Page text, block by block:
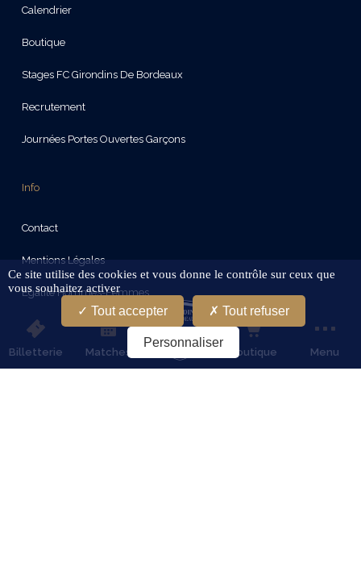
Billetterie Matches Boutique Menu
Calendrier
Boutique
Stages FC Girondins De Bordeaux
Recrutement
Journées Portes Ouvertes Garçons
Info
Contact
Mentions Légales
Egalité Hommes-Femmes
Protection Des Données
Conditions Générales D'Utilisation
Ce site utilise des cookies et vous donne le contrôle sur ceux que
vous souhaitez activer
Tout accepter Tout refuser
Personnaliser